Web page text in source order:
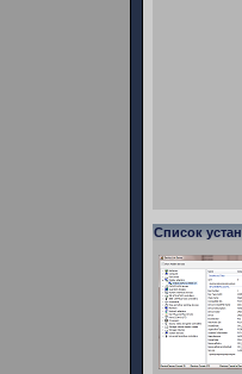
Список